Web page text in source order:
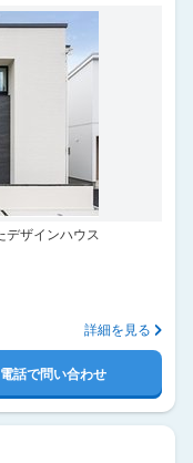
デザインハウス
詳細を見る
電話で問い合わせ